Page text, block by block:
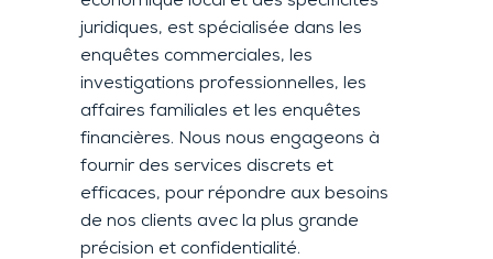
juridiques, est spécialisée dans les
enquêtes commerciales, les
investigations professionnelles, les
affaires familiales et les enquêtes
financières. Nous nous engageons à
fournir des services discrets et
efficaces, pour répondre aux besoins
de nos clients avec la plus grande
précision et confidentialité.